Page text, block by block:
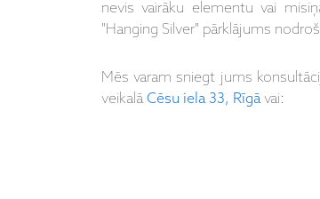
nevis vairāku elementu vai
"Hanging Silver" pārklājums
Mēs varam sniegt jums
veikalāCēsu iela 33, Rīgāvai: